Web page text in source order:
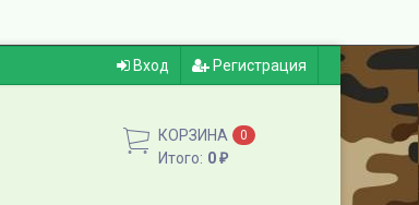
Вход Регистрация
КОРЗИНА 0
Итого: 0 ₽